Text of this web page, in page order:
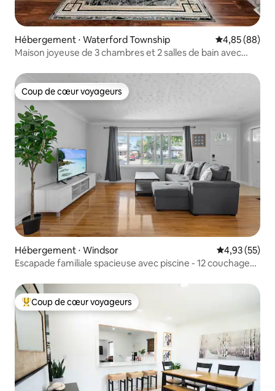
Hébergement ⋅ Waterford Township Évaluation
4,85 (88)
Maison joyeuse de 3 chambres et 2 salles de bain avec
Coup de cœur voyageurs
Coup de cœur voyageurs
Hébergement ⋅ Windsor Évaluation
4,93 (55)
Escapade familiale spacieuse avec piscine - 12 couchages -
Coups de cœur voyageurs les plus appréciés
Coup de cœur voyageurs